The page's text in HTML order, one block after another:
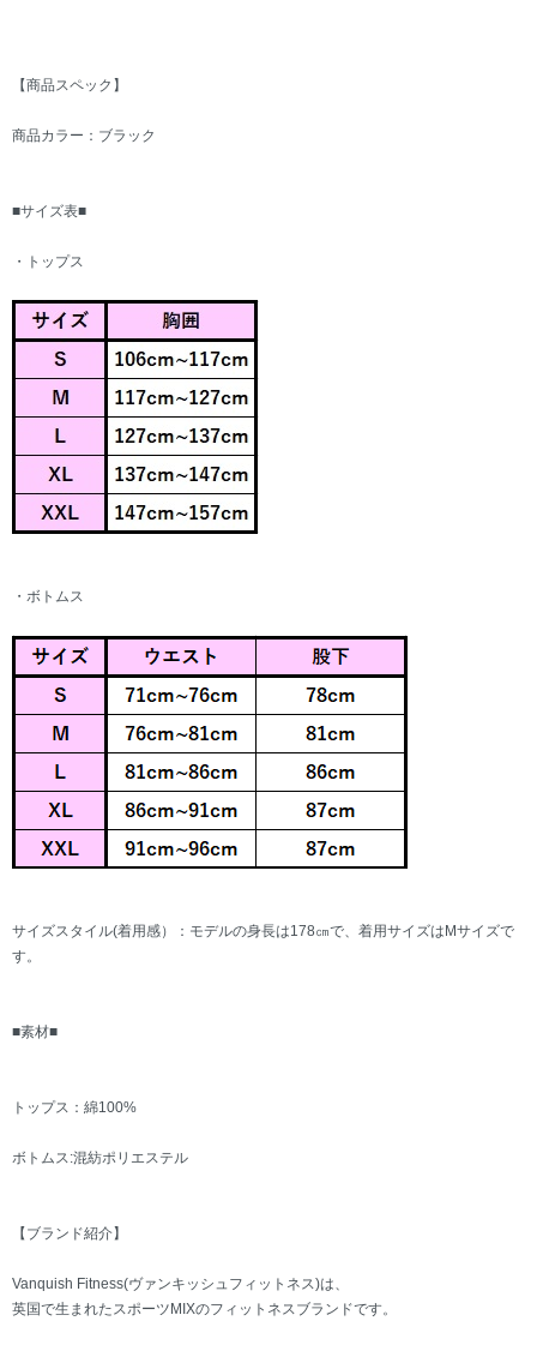
【商品スペック】
商品カラー：ブラック
■サイズ表■
・トップス
・ボトムス
サイズスタイル(着用感）：モデルの身長は178㎝で、着用サイズはMサイズで
す。
■素材■
トップス：綿100%
ボトムス:混紡ポリエステル
【ブランド紹介】
Vanquish Fitness(ヴァンキッシュフィットネス)は、
英国で生まれたスポーツMIXのフィットネスブランドです。